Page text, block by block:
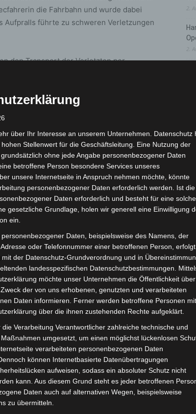
die Fahrbahn und wurde dabei
Aufpralls führte zu schweren Verletzungen
den Transport der Verletzten per
Die Autofahrerin blieb bei dem
wird auf etwa 4.500 Euro geschätzt.
die L383 im Bereich der Unfallstelle
derzeit noch Gegenstand der laufenden
Angaben zum Unfallhergang machen
zu melden.
Hochbahnsteig „Alter Flughafen“ offiziell
eröffnet – Investition von 8 Millionen Euro in
modernen Nahverkehr
2.
2.
über Ihr Interesse an unserem Unternehmen. Datenschutz
Stellenwert für die Geschäftsleitung. Eine Nutzung der
ohne jede Angabe personenbezogener Daten
betroffene Person besondere Services unseres
unsere Internetseite in Anspruch nehmen möchte, könnte
personenbezogener Daten erforderlich werden. Ist die
Daten erforderlich und besteht für eine solche
gesetzliche Grundlage, holen wir generell eine Einwilligung
ein.
Daten, beispielsweise des Namens, der
oder Telefonnummer einer betroffenen Person, erfolgt
der Datenschutz-Grundverordnung und in
landesspezifischen Datenschutzbestimmungen.
möchte unser Unternehmen die Öffentlichkeit über
der von uns erhobenen, genutzten und verarbeiteten
Daten informieren. Ferner werden betroffene Personen
über die ihnen zustehenden Rechte aufgeklärt.
Verarbeitung Verantwortlicher zahlreiche technische und
umgesetzt, um einen möglichst lückenlosen
verarbeiteten personenbezogenen Daten
können Internetbasierte Datenübertragungen
aufweisen, sodass ein absoluter Schutz nicht
kann. Aus diesem Grund steht es jeder betroffenen
Daten auch auf alternativen Wegen, beispielsweise
zu übermitteln.